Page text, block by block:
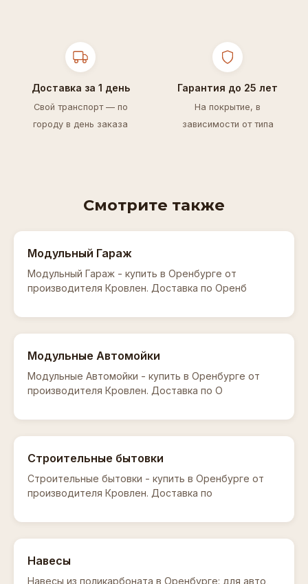
Доставка за 1 день
Свой транспорт — по
городу в день заказа
Гарантия до 25 лет
На покрытие, в
зависимости от типа
Смотрите также
Модульный Гараж
Модульный Гараж - купить в Оренбурге от
производителя Кровлен. Доставка по Оренб
Модульные Автомойки
Модульные Автомойки - купить в Оренбурге от
производителя Кровлен. Доставка по О
Строительные бытовки
Строительные бытовки - купить в Оренбурге от
производителя Кровлен. Доставка по
Навесы
Навесы из поликарбоната в Оренбурге: для авто,